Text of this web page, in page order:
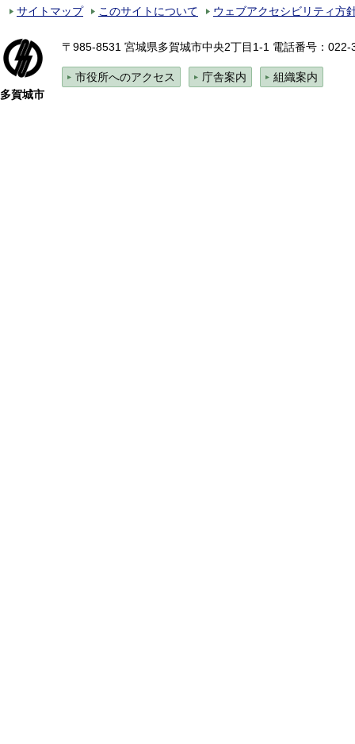
サイトマップ このサイトについて ウェブアクセシビリティ方
多賀城市
〒985-8531 宮城県多賀城市中央2丁目1-1 電話番号：
市役所へのアクセス 庁舎案内 組織案内